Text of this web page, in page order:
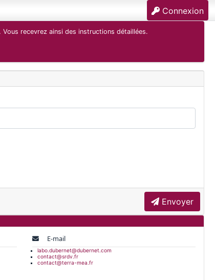
Connexion
recevrez ainsi des instructions détaillées.
Envoyer
E-mail
labo.dubernet@dubernet.com
contact@srdv.fr
contact@terra-mea.fr